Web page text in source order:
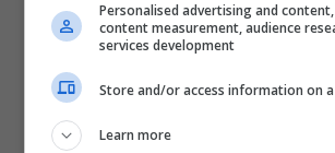
Personalised advertising and
content measurement, audience
services development
Store and/or access information on
Learn more